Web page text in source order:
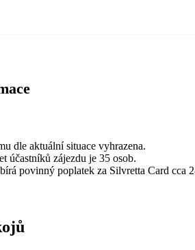
dle aktuální situace vyhrazena.
účastníků zájezdu je 35 osob.
povinný poplatek za Silvretta Card cca